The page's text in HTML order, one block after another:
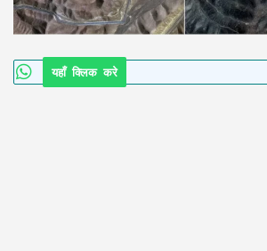
यहाँ क्लिक करे